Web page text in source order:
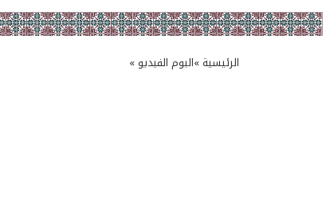
الرئيسية »البوم الفيديو »